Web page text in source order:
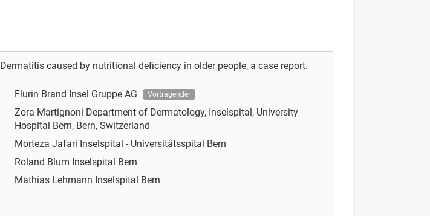
Dermatitis caused by nutritional deficiency in older people, a case report.
Flurin Brand Insel Gruppe AG Vortragender
Zora Martignoni Department of Dermatology, Inselspital, University
Hospital Bern, Bern, Switzerland
Morteza Jafari Inselspital - Universitätsspital Bern
Roland Blum Inselspital Bern
Mathias Lehmann Inselspital Bern